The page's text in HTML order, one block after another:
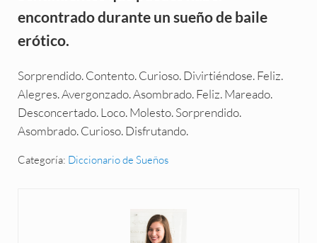
encontrado durante un sueño de baile
erótico.
Sorprendido. Contento. Curioso. Divirtiéndose. Feliz.
Alegres. Avergonzado. Asombrado. Feliz. Mareado.
Desconcertado. Loco. Molesto. Sorprendido.
Asombrado. Curioso. Disfrutando.
Categoría: Diccionario de Sueños